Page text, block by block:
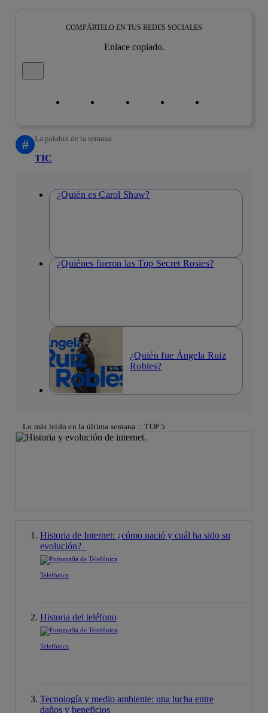
COMPÁRTELO EN TUS REDES SOCIALES
Enlace copiado.
# La palabra de la semana
TIC
¿Quién es Carol Shaw?
¿Quiénes fueron las Top Secret Rosies?
¿Quién fue Ángela Ruiz
Robles?
Lo más leído en la última semana :: TOP 5
Historia de Internet: ¿cómo nació y cuál ha sido su
evolución?
Telefónica
Historia del teléfono
Telefónica
Tecnología y medio ambiente: una lucha entre
daños y beneficios